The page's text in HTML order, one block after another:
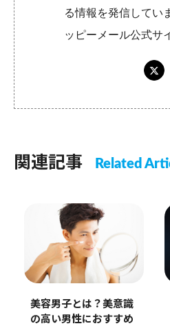
る情報を発信し
ッピーメール公式サ
関連記事 Related
美容男子とは？美意識
の高い男性におすすめ